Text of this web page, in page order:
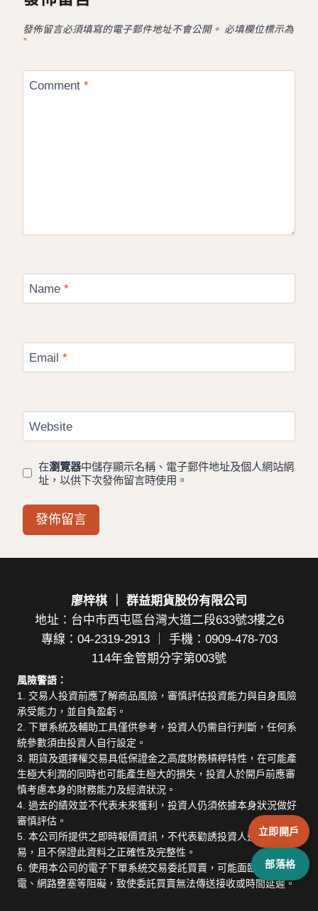
發佈留言必須填寫的電子郵件地址不會公開。 必填欄位標示為
*
Comment *
Name *
Email *
Website
在瀏覽器中儲存顯示名稱、電子郵件地址及個人網站網
址，以供下次發佈留言時使用。
廖梓棋 ｜ 群益期貨股份有限公司
地址：台中市西屯區台灣大道二段633號3樓之6
專線：04-2319-2913 ｜ 手機：0909-478-703
114年金管期分字第003號
風險警語：
1. 交易人投資前應了解商品風險，審慎評估投資能力與自身風險
承受能力，並自負盈虧。
2. 下單系統及輔助工具僅供參考，投資人仍需自行判斷，任何系
統參數須由投資人自行設定。
3. 期貨及選擇權交易具低保證金之高度財務槓桿特性，在可能產
生極大利潤的同時也可能產生極大的損失，投資人於開戶前應審
慎考慮本身的財務能力及經濟狀況。
4. 過去的績效並不代表未來獲利，投資人仍須依據本身狀況做好
審慎評估。
5. 本公司所提供之即時報價資訊，不代表勸誘投資人進行期貨交
易，且不保證此資料之正確性及完整性。
6. 使用本公司的電子下單系統交易委託買賣，可能面臨斷線、斷
電、網路壅塞等阻礙，致使委託買賣無法傳送接收或時間延遲。
立即開戶
部落格